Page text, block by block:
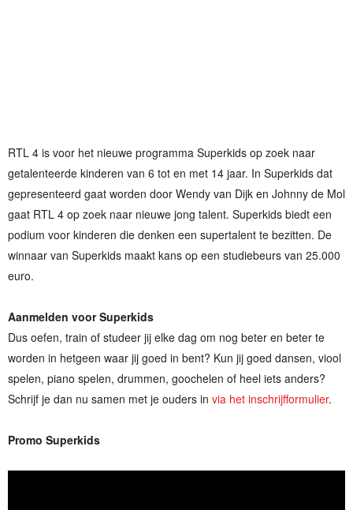
RTL 4 is voor het nieuwe programma Superkids op zoek naar
getalenteerde kinderen van 6 tot en met 14 jaar. In Superkids dat
gepresenteerd gaat worden door Wendy van Dijk en Johnny de Mol
gaat RTL 4 op zoek naar nieuwe jong talent. Superkids biedt een
podium voor kinderen die denken een supertalent te bezitten. De
winnaar van Superkids maakt kans op een studiebeurs van 25.000
euro.
Aanmelden voor Superkids
Dus oefen, train of studeer jij elke dag om nog beter en beter te
worden in hetgeen waar jij goed in bent? Kun jij goed dansen, viool
spelen, piano spelen, drummen, goochelen of heel iets anders?
Schrijf je dan nu samen met je ouders in via het inschrijfformulier.
Promo Superkids